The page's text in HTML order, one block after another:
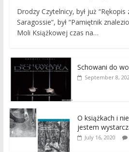
Drodzy Czytelnicy, był już
Saragossie“, był “Pamiętnik
Moli Książkowej czas na…
Schowani do
September 8,
O książkach i
jestem
July 16, 2020